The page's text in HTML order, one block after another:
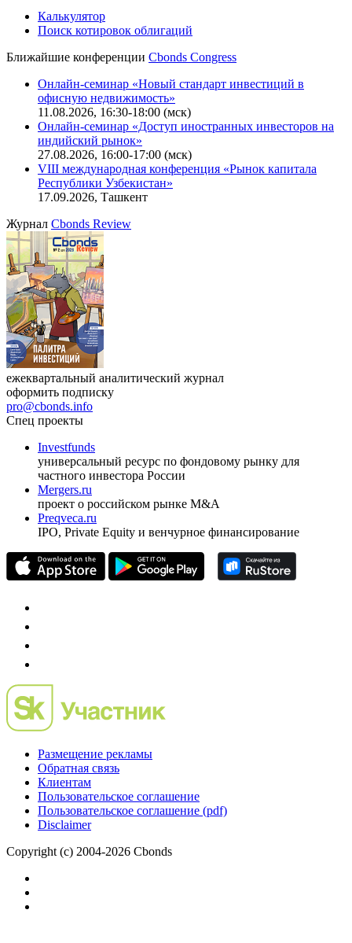
Калькулятор
Поиск котировок облигаций
Ближайшие конференции Cbonds Congress
Онлайн-семинар «Новый стандарт инвестиций в
офисную недвижимость»
11.08.2026, 16:30-18:00 (мск)
Онлайн-семинар «Доступ иностранных инвесторов на
индийский рынок»
27.08.2026, 16:00-17:00 (мск)
VIII международная конференция «Рынок капитала
Республики Узбекистан»
17.09.2026, Ташкент
Журнал Cbonds Review
ежеквартальный аналитический журнал
оформить подписку
pro@cbonds.info
Спец проекты
Investfunds
универсальный ресурс по фондовому рынку для
частного инвестора России
Mergers.ru
проект о российском рынке M&A
Preqveca.ru
IPO, Private Equity и венчурное финансирование
Размещение рекламы
Обратная связь
Клиентам
Пользовательское соглашение
Пользовательское соглашение (pdf)
Disclaimer
Copyright (c) 2004-2026 Cbonds